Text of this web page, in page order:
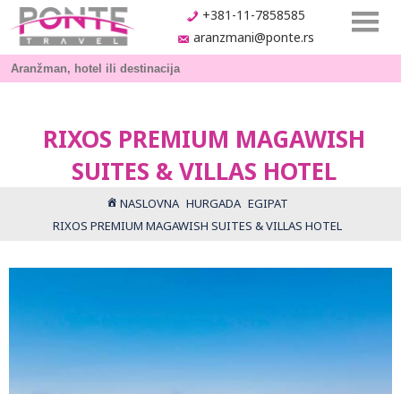
+381-11-7858585
aranzmani@ponte.rs
RIXOS PREMIUM MAGAWISH
SUITES & VILLAS HOTEL
NASLOVNA HURGADA EGIPAT
RIXOS PREMIUM MAGAWISH SUITES & VILLAS HOTEL